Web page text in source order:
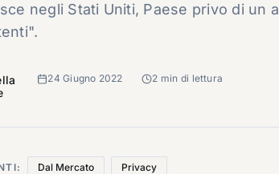
negli Stati Uniti, Paese privo di un
24 Giugno 2022 2 min di lettura
Dal Mercato Privacy